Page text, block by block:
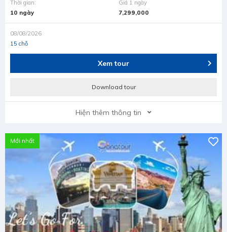
Thời gian:
10 ngày
Giá 1 ngày
7,299,000
08/08/2026
15 chỗ
Xem tour
Download tour
Hiện thêm thông tin
Mới nhất